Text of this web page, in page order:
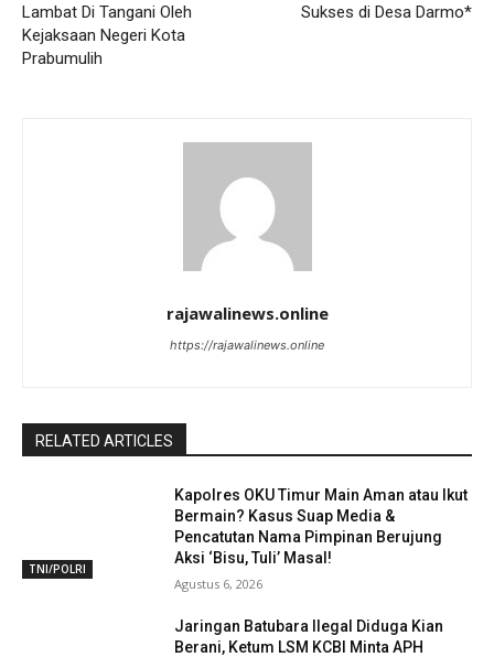
Lambat Di Tangani Oleh
Kejaksaan Negeri Kota
Prabumulih
Sukses di Desa Darmo*
rajawalinews.online
https://rajawalinews.online
RELATED ARTICLES
TNI/POLRI
Kapolres OKU Timur Main Aman atau Ikut
Bermain? Kasus Suap Media &
Pencatutan Nama Pimpinan Berujung
Aksi ‘Bisu, Tuli’ Masal!
Agustus 6, 2026
Jaringan Batubara Ilegal Diduga Kian
Berani, Ketum LSM KCBI Minta APH